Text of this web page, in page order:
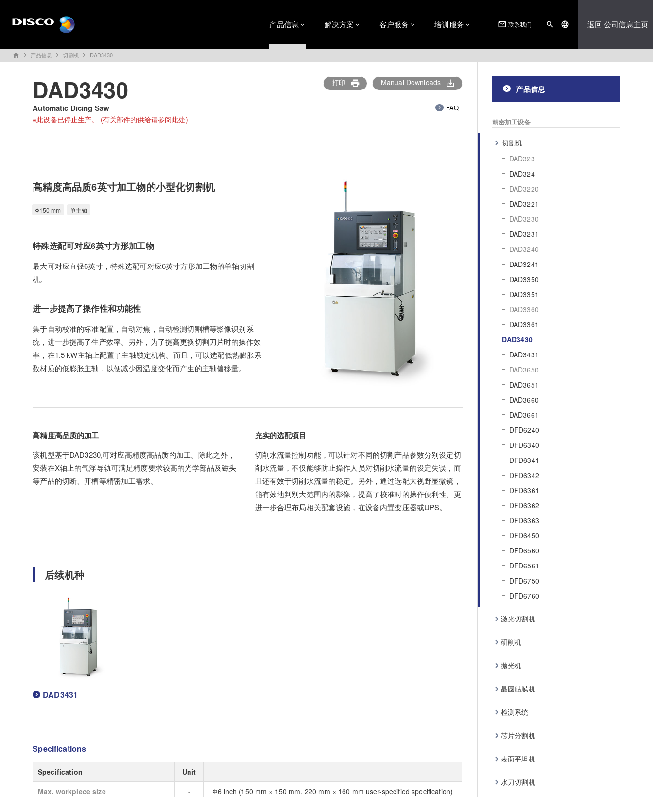
产品信息 解决方案 客户服务 培训服务 mail_outline 联系我们 search language 返回 公司信息主页
home 产品信息 切割机 DAD3430
DAD3430
Automatic Dicing Saw
打印 print Manual Downloads save_alt
FAQ
※此设备已停止生产。 (有关部件的供给请参阅此处)
高精度高品质6英寸加工物的小型化切割机
Φ150 mm 单主轴
特殊选配可对应6英寸方形加工物
最大可对应直径6英寸，特殊选配可对应6英寸方形加工物的单轴切割
机。
进一步提高了操作性和功能性
集于自动校准的标准配置，自动对焦，自动检测切割槽等影像识别系
统，进一步提高了生产效率。另外，为了提高更换切割刀片时的操作效
率，在1.5 kW主轴上配置了主轴锁定机构。而且，可以选配低热膨胀系
数材质的低膨胀主轴，以便减少因温度变化而产生的主轴偏移量。
高精度高品质的加工
该机型基于DAD3230,可对应高精度高品质的加工。除此之外，
安装在X轴上的气浮导轨可满足精度要求较高的光学部品及磁头
等产品的切断、开槽等精密加工需求。
充实的选配项目
切削水流量控制功能，可以针对不同的切割产品参数分别设定切
削水流量，不仅能够防止操作人员对切削水流量的设定失误，而
且还有效于切削水流量的稳定。另外，通过选配大视野显微镜，
能有效地判别大范围内的影像，提高了校准时的操作便利性。更
进一步合理布局相关配套设施，在设备内置变压器或UPS。
后续机种
DAD3431
Specifications
Specification
Unit
Max. workpiece size
- Φ6 inch (150 mm × 150 mm, 220 mm × 160 mm user-specified specification)
产品信息
精密加工设备
切割机
DAD323
DAD324
DAD3220
DAD3221
DAD3230
DAD3231
DAD3240
DAD3241
DAD3350
DAD3351
DAD3360
DAD3361
DAD3430
DAD3431
DAD3650
DAD3651
DAD3660
DAD3661
DFD6240
DFD6340
DFD6341
DFD6342
DFD6361
DFD6362
DFD6363
DFD6450
DFD6560
DFD6561
DFD6750
DFD6760
激光切割机
研削机
拋光机
晶圆贴膜机
检测系统
芯片分割机
表面平坦机
水刀切割机